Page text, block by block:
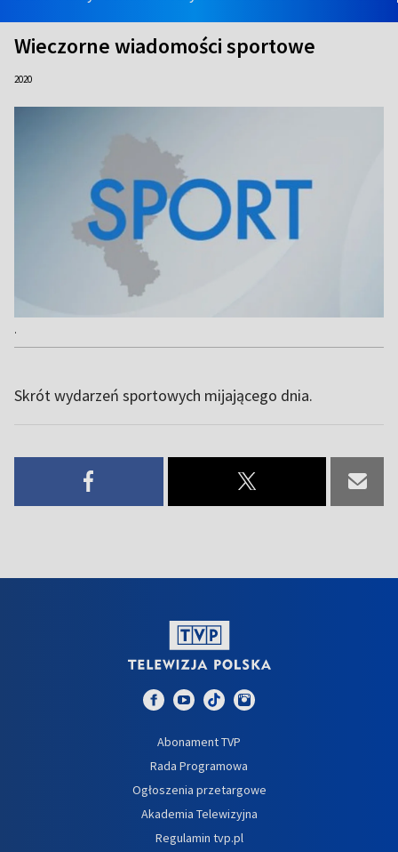
Wieczorne wiadomości sportowe
2020
.
Skrót wydarzeń sportowych mijającego dnia.
Abonament TVP
Rada Programowa
Ogłoszenia przetargowe
Akademia Telewizyjna
Regulamin tvp.pl